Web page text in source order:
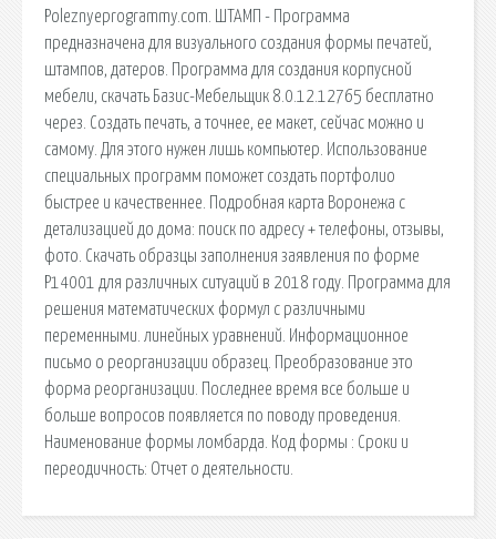
Poleznyeprogrammy.com. ШТАМП - Программа
предназначена для визуального создания формы печатей,
штампов, датеров. Программа для создания корпусной
мебели, скачать Базис-Мебельщик 8.0.12.12765 бесплатно
через. Создать печать, а точнее, ее макет, сейчас можно и
самому. Для этого нужен лишь компьютер. Использование
специальных программ поможет создать портфолио
быстрее и качественнее. Подробная карта Воронежа с
детализацией до дома: поиск по адресу + телефоны, отзывы,
фото. Скачать образцы заполнения заявления по форме
Р14001 для различных ситуаций в 2018 году. Программа для
решения математических формул с различными
переменными. линейных уравнений. Информационное
письмо о реорганизации образец. Преобразование это
форма реорганизации. Последнее время все больше и
больше вопросов появляется по поводу проведения.
Наименование формы ломбарда. Код формы : Сроки и
переодичность: Отчет о деятельности.